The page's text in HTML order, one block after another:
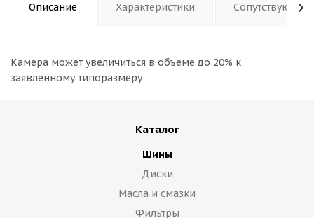
Описание Характеристики
Камера может увеличиться в объеме до 20% к
заявленному типоразмеру
Каталог
Шины
Диски
Масла и смазки
Фильтры